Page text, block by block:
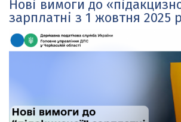
Нові вимоги до
зарплатні з 1 жовтня 2025